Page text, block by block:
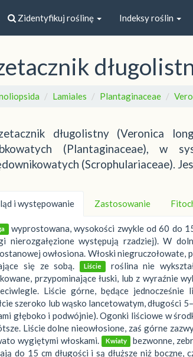
Zidentyfikuj roślinę Indeksy roślin
Lamiales Plantaginaceae
długolistny (Veronica
(Plantaginaceae), w
(Scrophulariaceae).
i występowanie Zastosowanie
wyprostowana, wysokości zwykle od 60 do
nierozgałęzione występują rzadziej). W
owłosiona. Włoski niegruczołowate,
się ze sobą.
Liście roślina nie
przypominające łuski, lub z wyraźnie
Liście górne, będące jednocześnie
szeroko lub wąsko lancetowatym, długości
głęboko i podwójnie). Ogonki liściowe w
Liście dolne nieowłosione, zaś górne
wygiętymi włoskami.
Kwiaty
bezwonne,
do 15 cm długości i są dłuższe niż